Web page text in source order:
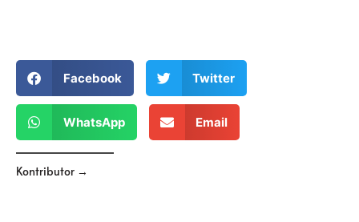
Facebook Twitter
WhatsApp Email
Kontributor →